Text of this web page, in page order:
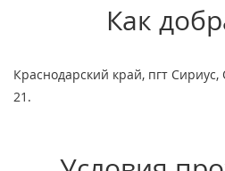
Как
Краснодарский край, пгт
21.